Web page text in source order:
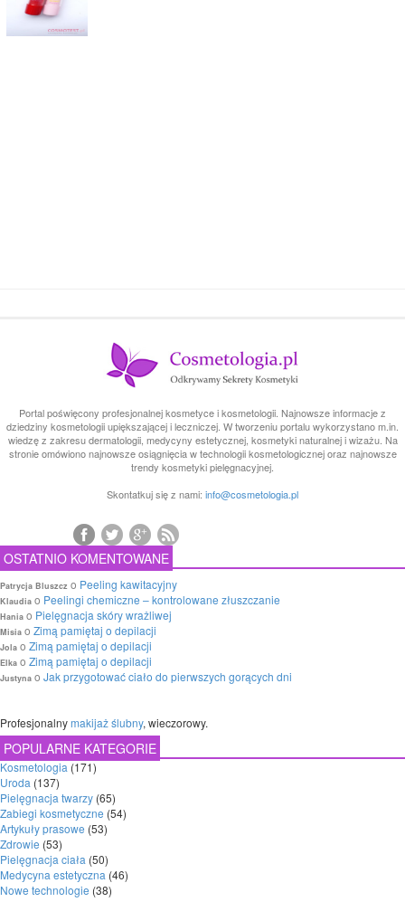
Portal poświęcony profesjonalnej kosmetyce i kosmetologii. Najnowsze informacje z
dziedziny kosmetologii upiększającej i leczniczej. W tworzeniu portalu wykorzystano m.in.
wiedzę z zakresu dermatologii, medycyny estetycznej, kosmetyki naturalnej i wizażu. Na
stronie omówiono najnowsze osiągnięcia w technologii kosmetologicznej oraz najnowsze
trendy kosmetyki pielęgnacyjnej.
Skontatkuj się z nami: info@cosmetologia.pl
OSTATNIO KOMENTOWANE
Patrycja Bluszcz o Peeling kawitacyjny
Klaudia o Peelingi chemiczne – kontrolowane złuszczanie
Hania o Pielęgnacja skóry wrażliwej
Misia o Zimą pamiętaj o depilacji
Jola o Zimą pamiętaj o depilacji
Elka o Zimą pamiętaj o depilacji
Justyna o Jak przygotować ciało do pierwszych gorących dni
Profesjonalnymakijaż ślubny, wieczorowy.
POPULARNE KATEGORIE
Kosmetologia (171)
Uroda (137)
Pielęgnacja twarzy (65)
Zabiegi kosmetyczne (54)
Artykuły prasowe (53)
Zdrowie (53)
Pielęgnacja ciała (50)
Medycyna estetyczna (46)
Nowe technologie (38)